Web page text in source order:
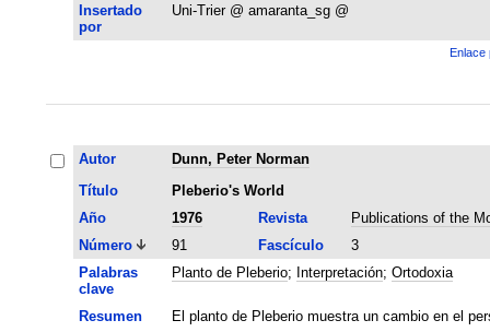
Insertado
por
Uni-Trier @ amaranta_sg @
Enlace
Autor
Dunn, Peter Norman
Título
Pleberio's World
Año
1976 Revista
Publications of the
Número
91 Fascículo
3
Palabras
clave
Planto de Pleberio; Interpretación; Ortodoxia
Resumen
El planto de Pleberio muestra un cambio en el